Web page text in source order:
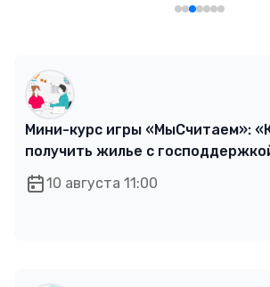
Мини-курс игры «МыСчитаем»:
получить жилье с
10 августа 11:00